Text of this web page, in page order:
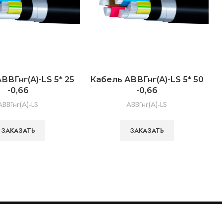
LS 5* 25
-0,66
LS
ЗАКАЗАТЬ
Кабель АВВГнг(А)-LS 5* 50
-0,66
АВВГнг(А)-LS
ЗАКАЗАТЬ